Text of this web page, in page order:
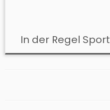
In der Regel Sport